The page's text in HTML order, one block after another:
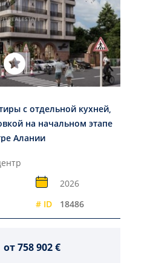
с отдельной кухней,
на начальном этапе
Алании
2026
# ID 18486
от758 902 €